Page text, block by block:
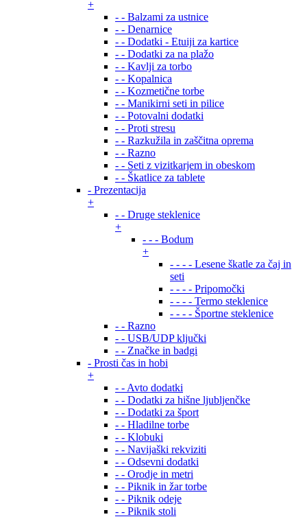
+
- - Balzami za ustnice
- - Denarnice
- - Dodatki - Etuiji za kartice
- - Dodatki za na plažo
- - Kavlji za torbo
- - Kopalnica
- - Kozmetične torbe
- - Manikirni seti in pilice
- - Potovalni dodatki
- - Proti stresu
- - Razkužila in zaščitna oprema
- - Razno
- - Seti z vizitkarjem in obeskom
- - Škatlice za tablete
- Prezentacija
+
- - Druge steklenice
+
- - - Bodum
+
- - - - Lesene škatle za čaj in
seti
- - - - Pripomočki
- - - - Termo steklenice
- - - - Športne steklenice
- - Razno
- - USB/UDP ključki
- - Značke in badgi
- Prosti čas in hobi
+
- - Avto dodatki
- - Dodatki za hišne ljubljenčke
- - Dodatki za šport
- - Hladilne torbe
- - Klobuki
- - Navijaški rekviziti
- - Odsevni dodatki
- - Orodje in metri
- - Piknik in žar torbe
- - Piknik odeje
- - Piknik stoli